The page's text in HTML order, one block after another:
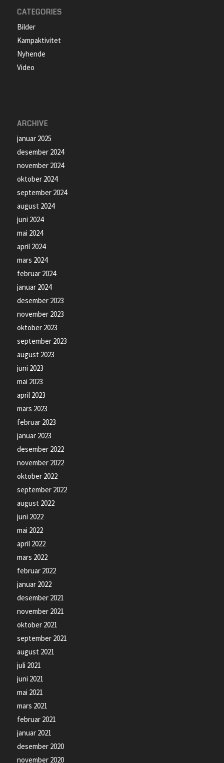
CATEGORIES
Bilder
Kampaktivitet
Nyhende
Video
ARCHIVE
januar 2025
desember 2024
november 2024
oktober 2024
september 2024
august 2024
juni 2024
mai 2024
april 2024
mars 2024
februar 2024
januar 2024
desember 2023
november 2023
oktober 2023
september 2023
august 2023
juni 2023
mai 2023
april 2023
mars 2023
februar 2023
januar 2023
desember 2022
november 2022
oktober 2022
september 2022
august 2022
juni 2022
mai 2022
april 2022
mars 2022
februar 2022
januar 2022
desember 2021
november 2021
oktober 2021
september 2021
august 2021
juli 2021
juni 2021
mai 2021
mars 2021
februar 2021
januar 2021
desember 2020
november 2020